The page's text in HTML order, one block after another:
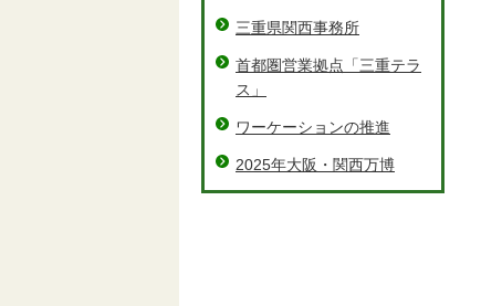
三重県関西事務所
首都圏営業拠点「三重テラ
ス」
ワーケーションの推進
2025年大阪・関西万博